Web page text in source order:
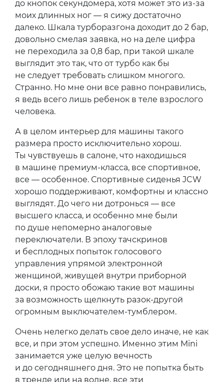
до кнопок секундомера, хотя может это из-за
моих длинных ног — я сижу достаточно
далеко. Шкала турборазгона доходит до 2 бар,
довольно смелая заявка, но на деле цифра
не переходила за 0,8 бар, при такой шкале
выглядит это так, что от турбо как бы
не следует требовать слишком многого.
Странно. Но мне они все равно понравились,
я ведь всего лишь ребенок в теле взрослого
человека.
А в целом интерьер для машины такого
размера просто исключительно хорош.
Ты чувствуешь в салоне, что находишься
в машине премиум-класса, все спортивное,
все — особенное. Спортивные сиденья JCW
хорошо поддерживают, комфортны и классно
выглядят. До чего ни дотронься — все
высшего класса, и особенно мне были
по душе непомерно аналоговые
переключатели. В эпоху тачскринов
и бесплодных попыток голосового
управления упрямой электронной
женщиной, живущей внутри приборной
доски, я просто обожаю такие вот машины
за возможность щелкнуть разок-другой
огромным выключателем-тумблером.
Очень нелегко делать свое дело иначе, не как
все, и при этом успешно. Именно этим Mini
занимается уже целую вечность
и до сегодняшнего дня. Это не попытка быть
в тренде или на волне, все эти